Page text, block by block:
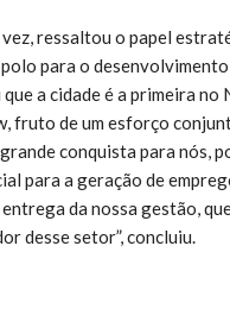
ressaltou o papel
para o
a cidade é a primeira no
fruto de um esforço
conquista para nós,
para a geração de
da nossa gestão,
desse setor”, concluiu.